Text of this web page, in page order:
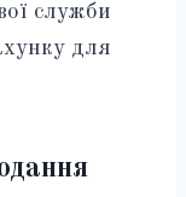
служби
для